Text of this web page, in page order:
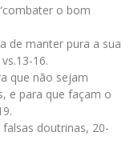
o bom
de manter pura a sua
16.
que não sejam
e para que façam o
doutrinas, 20-